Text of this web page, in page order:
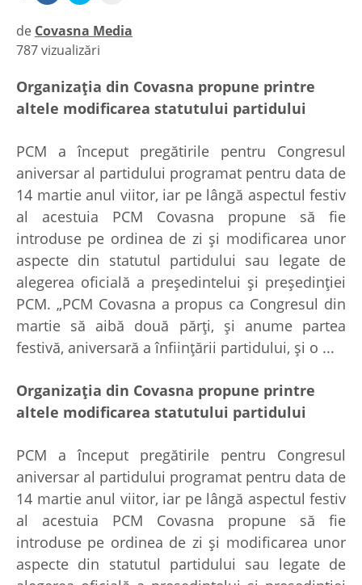
de Covasna Media
|
787 vizualizări
Organizaţia din Covasna propune printre
altele modificarea statutului partidului
PCM a început pregătirile pentru Congresul
aniversar al partidului programat pentru data de
14 martie anul viitor, iar pe lângă aspectul festiv
al acestuia PCM Covasna propune să fie
introduse pe ordinea de zi şi modificarea unor
aspecte din statutul partidului sau legate de
alegerea oficială a preşedintelui şi preşedinţiei
PCM. „PCM Covasna a propus ca Congresul din
martie să aibă două părţi, şi anume partea
festivă, aniversară a înfiinţării partidului, şi o ...
Organizaţia din Covasna propune printre
altele modificarea statutului partidului
PCM a început pregătirile pentru Congresul
aniversar al partidului programat pentru data de
14 martie anul viitor, iar pe lângă aspectul festiv
al acestuia PCM Covasna propune să fie
introduse pe ordinea de zi şi modificarea unor
aspecte din statutul partidului sau legate de